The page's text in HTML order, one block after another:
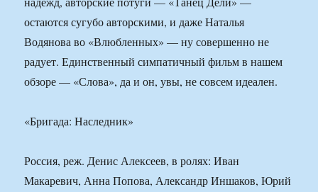
остаются сугубо авторскими, и даже Наталья
Водянова во «Влюбленных» — ну совершенно не
радует. Единственный симпатичный фильм в нашем
обзоре — «Слова», да и он, увы, не совсем идеален.
«Бригада: Наследник»
Россия, реж. Денис Алексеев, в ролях: Иван
Макаревич, Анна Попова, Александр Иншаков, Юрий